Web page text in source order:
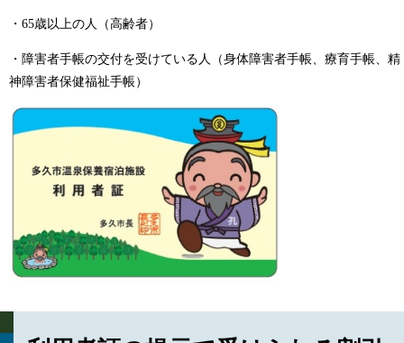
・65歳以上の人（高齢者）
・障害者手帳の交付を受けている人（身体障害者手帳、療育手帳、精
神障害者保健福祉手帳）